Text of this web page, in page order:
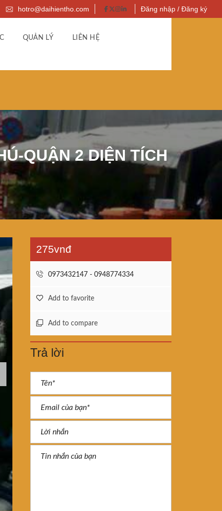
hotro@daihientho.com Đăng nhập / Đăng ký
QUẢN LÝ LIÊN HỆ
QUẬN 2 DIỆN TÍCH
275vnđ
0973432147 - 0948774334
Add to favorite
Add to compare
Trả lời